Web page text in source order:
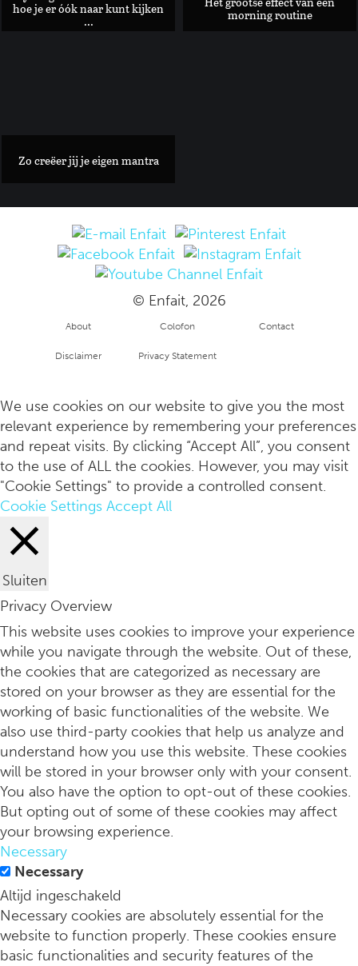
De Half Moon Lounge is knus en serveert deze maand
Dit zijn dé culinaire cadeaus 2024 voor smaakgenoten
hoe je er óók naar kunt kijken
... morning routine
Zo creëer jij je eigen mantra
© Enfait, 2026
About Colofon Contact
Disclaimer Privacy Statement
info
We use cookies on our website to give you the most
relevant experience by remembering your preferences
and repeat visits. By clicking “Accept All”, you consent
to the use of ALL the cookies. However, you may visit
"Cookie Settings" to provide a controlled consent.
Cookie Settings Accept All
Sluiten
Privacy Overview
This website uses cookies to improve your experience
while you navigate through the website. Out of these,
the cookies that are categorized as necessary are
stored on your browser as they are essential for the
working of basic functionalities of the website. We
also use third-party cookies that help us analyze and
understand how you use this website. These cookies
will be stored in your browser only with your consent.
You also have the option to opt-out of these cookies.
But opting out of some of these cookies may affect
your browsing experience.
Necessary
Necessary
Altijd ingeschakeld
Necessary cookies are absolutely essential for the
website to function properly. These cookies ensure
basic functionalities and security features of the